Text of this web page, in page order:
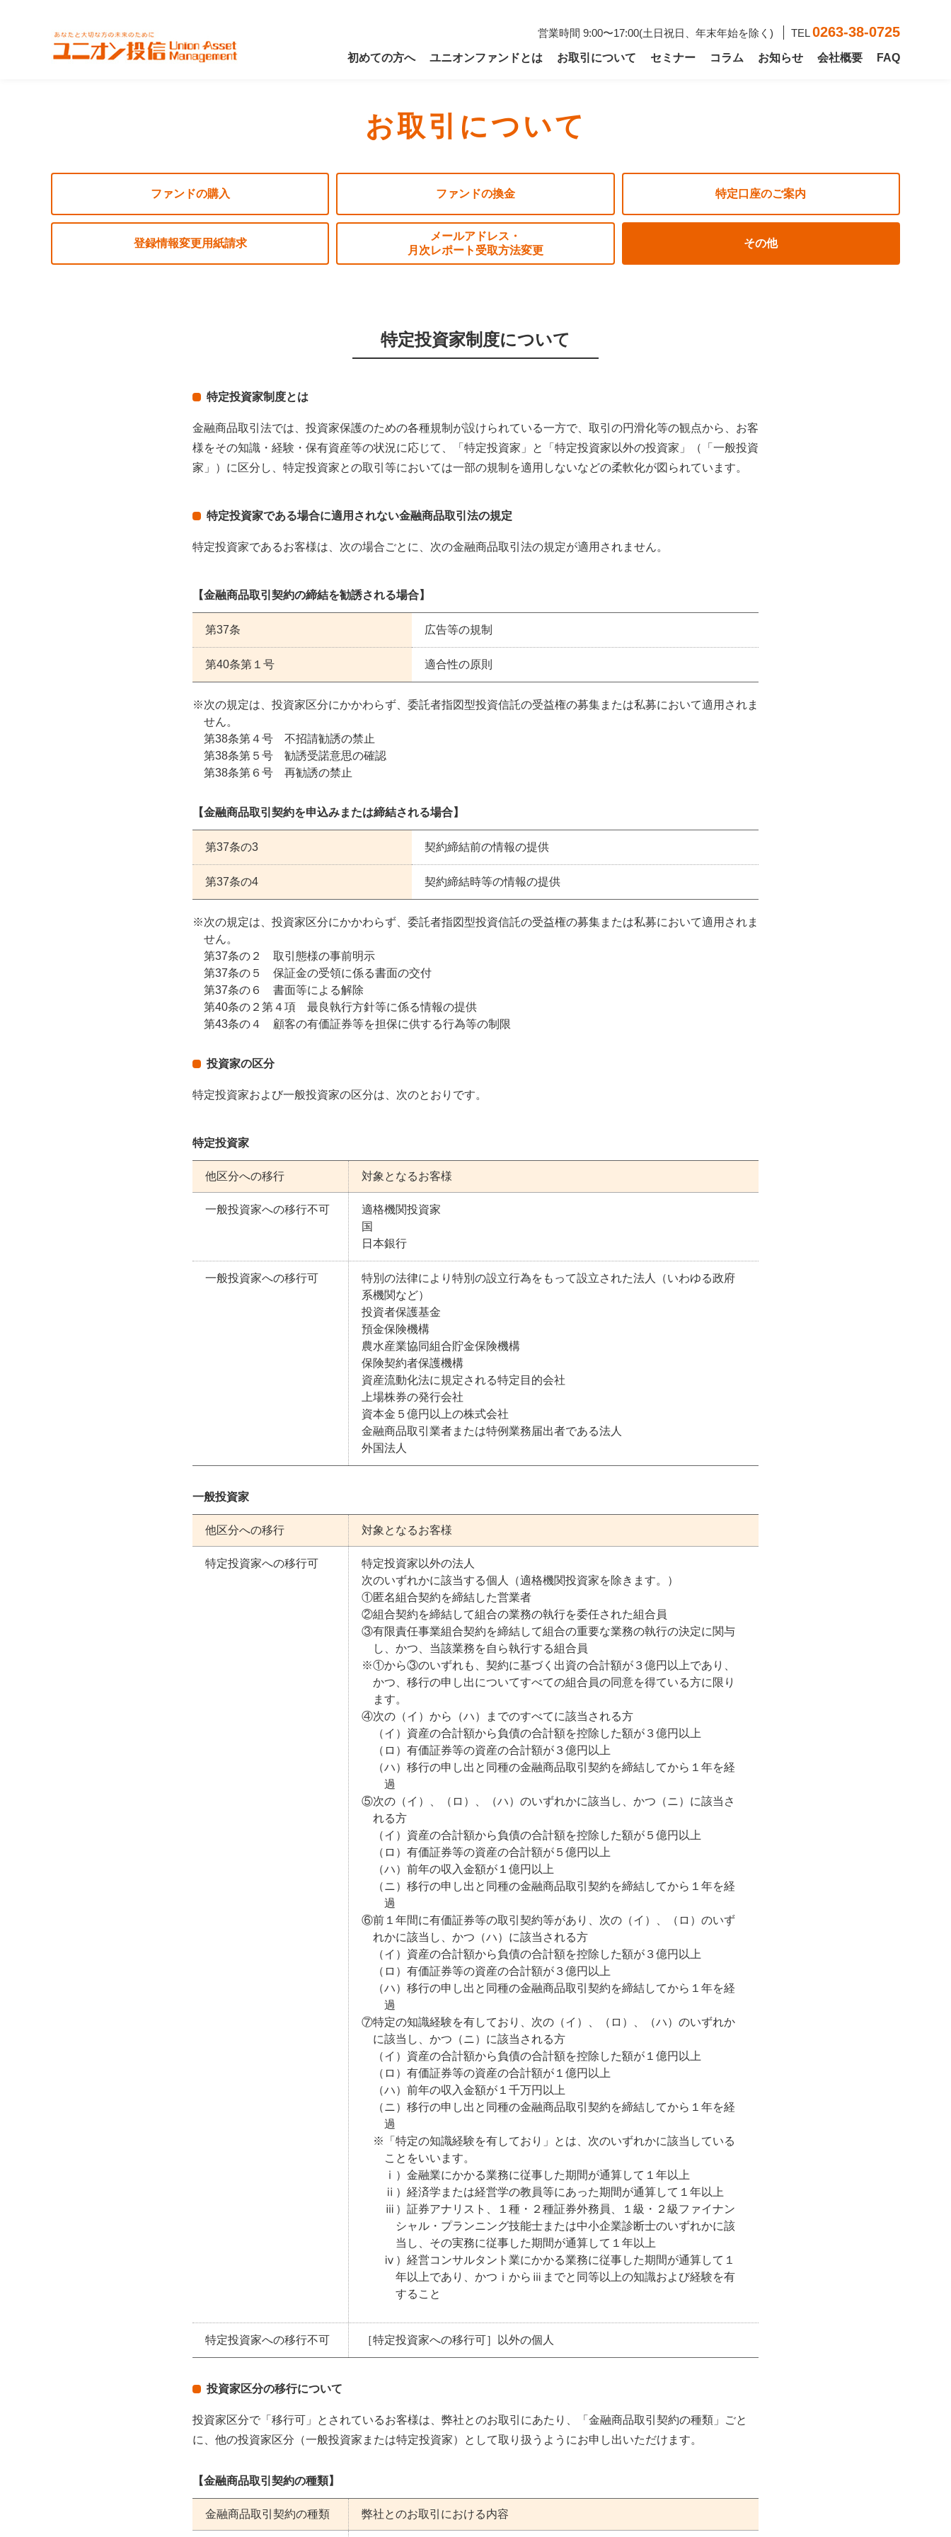
営業時間 9:00〜17:00(土日祝日、年末年始を除く) TEL0263-38-0725
初めての方へ ユニオンファンドとは お取引について セミナー コラム お知らせ 会社概要 FAQ
お取引について
ファンドの購入 ファンドの換金 特定口座のご案内
登録情報変更用紙請求
メールアドレス・
月次レポート受取方法変更
その他
特定投資家制度について
特定投資家制度とは
金融商品取引法では、投資家保護のための各種規制が設けられている一方で、取引の円滑化等の観点から、お客
様をその知識・経験・保有資産等の状況に応じて、「特定投資家」と「特定投資家以外の投資家」（「一般投資
家」）に区分し、特定投資家との取引等においては一部の規制を適用しないなどの柔軟化が図られています。
特定投資家である場合に適用されない金融商品取引法の規定
特定投資家であるお客様は、次の場合ごとに、次の金融商品取引法の規定が適用されません。
【金融商品取引契約の締結を勧誘される場合】
第37条 広告等の規制
第40条第１号 適合性の原則
次の規定は、投資家区分にかかわらず、委託者指図型投資信託の受益権の募集または私募において適用されま
せん。
第38条第４号 不招請勧誘の禁止
第38条第５号 勧誘受諾意思の確認
第38条第６号 再勧誘の禁止
【金融商品取引契約を申込みまたは締結される場合】
第37条の3 契約締結前の情報の提供
第37条の4 契約締結時等の情報の提供
次の規定は、投資家区分にかかわらず、委託者指図型投資信託の受益権の募集または私募において適用されま
せん。
第37条の２ 取引態様の事前明示
第37条の５ 保証金の受領に係る書面の交付
第37条の６ 書面等による解除
第40条の２第４項 最良執行方針等に係る情報の提供
第43条の４ 顧客の有価証券等を担保に供する行為等の制限
投資家の区分
特定投資家および一般投資家の区分は、次のとおりです。
特定投資家
他区分への移行 対象となるお客様
一般投資家への移行不可
適格機関投資家
国
日本銀行
一般投資家への移行可
特別の法律により特別の設立行為をもって設立された法人（いわゆる政府
系機関など）
投資者保護基金
預金保険機構
農水産業協同組合貯金保険機構
保険契約者保護機構
資産流動化法に規定される特定目的会社
上場株券の発行会社
資本金５億円以上の株式会社
金融商品取引業者または特例業務届出者である法人
外国法人
一般投資家
他区分への移行 対象となるお客様
特定投資家への移行可
特定投資家以外の法人
次のいずれかに該当する個人（適格機関投資家を除きます。）
①匿名組合契約を締結した営業者
②組合契約を締結して組合の業務の執行を委任された組合員
③有限責任事業組合契約を締結して組合の重要な業務の執行の決定に関与
し、かつ、当該業務を自ら執行する組合員
※①から③のいずれも、契約に基づく出資の合計額が３億円以上であり、
かつ、移行の申し出についてすべての組合員の同意を得ている方に限り
ます。
④次の（イ）から（ハ）までのすべてに該当される方
（イ）資産の合計額から負債の合計額を控除した額が３億円以上
（ロ）有価証券等の資産の合計額が３億円以上
（ハ）移行の申し出と同種の金融商品取引契約を締結してから１年を経
過
⑤次の（イ）、（ロ）、（ハ）のいずれかに該当し、かつ（ニ）に該当さ
れる方
（イ）資産の合計額から負債の合計額を控除した額が５億円以上
（ロ）有価証券等の資産の合計額が５億円以上
（ハ）前年の収入金額が１億円以上
（ニ）移行の申し出と同種の金融商品取引契約を締結してから１年を経
過
⑥前１年間に有価証券等の取引契約等があり、次の（イ）、（ロ）のいず
れかに該当し、かつ（ハ）に該当される方
（イ）資産の合計額から負債の合計額を控除した額が３億円以上
（ロ）有価証券等の資産の合計額が３億円以上
（ハ）移行の申し出と同種の金融商品取引契約を締結してから１年を経
過
⑦特定の知識経験を有しており、次の（イ）、（ロ）、（ハ）のいずれか
に該当し、かつ（ニ）に該当される方
（イ）資産の合計額から負債の合計額を控除した額が１億円以上
（ロ）有価証券等の資産の合計額が１億円以上
（ハ）前年の収入金額が１千万円以上
（ニ）移行の申し出と同種の金融商品取引契約を締結してから１年を経
過
※「特定の知識経験を有しており」とは、次のいずれかに該当している
ことをいいます。
ⅰ）金融業にかかる業務に従事した期間が通算して１年以上
ⅱ）経済学または経営学の教員等にあった期間が通算して１年以上
ⅲ）証券アナリスト、１種・２種証券外務員、１級・２級ファイナン
シャル・プランニング技能士または中小企業診断士のいずれかに該
当し、その実務に従事した期間が通算して１年以上
ⅳ）経営コンサルタント業にかかる業務に従事した期間が通算して１
年以上であり、かつⅰからⅲまでと同等以上の知識および経験を有
すること
特定投資家への移行不可 ［特定投資家への移行可］以外の個人
投資家区分の移行について
投資家区分で「移行可」とされているお客様は、弊社とのお取引にあたり、「金融商品取引契約の種類」ごと
に、他の投資家区分（一般投資家または特定投資家）として取り扱うようにお申し出いただけます。
【金融商品取引契約の種類】
金融商品取引契約の種類 弊社とのお取引における内容